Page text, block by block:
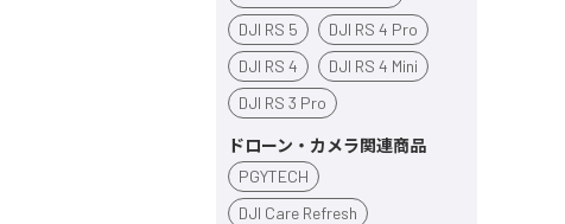
DJI RS 5
DJI RS 4 Pro
DJI RS 4
DJI RS 4 Mini
DJI RS 3 Pro
ドローン・カメラ関連商品
PGYTECH
DJI Care Refresh